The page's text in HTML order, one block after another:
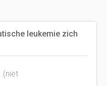
leukemie zich
(niet